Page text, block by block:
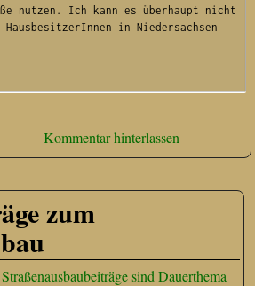
nutzen. Ich kann es überhaupt nicht
in Niedersachsen
Kommentar hinterlassen
zum
Straßenausbaubeiträge sind Dauerthema